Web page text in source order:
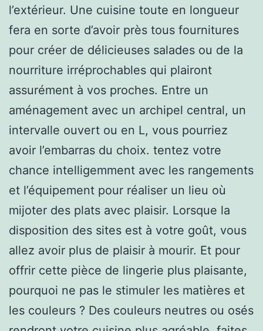
l’extérieur. Une cuisine toute en longueur
fera en sorte d’avoir près tous fournitures
pour créer de délicieuses salades ou de la
nourriture irréprochables qui plairont
assurément à vos proches. Entre un
aménagement avec un archipel central, un
intervalle ouvert ou en L, vous pourriez
avoir l’embarras du choix. tentez votre
chance intelligemment avec les rangements
et l’équipement pour réaliser un lieu où
mijoter des plats avec plaisir. Lorsque la
disposition des sites est à votre goût, vous
allez avoir plus de plaisir à mourir. Et pour
offrir cette pièce de lingerie plus plaisante,
pourquoi ne pas le stimuler les matières et
les couleurs ? Des couleurs neutres ou osés